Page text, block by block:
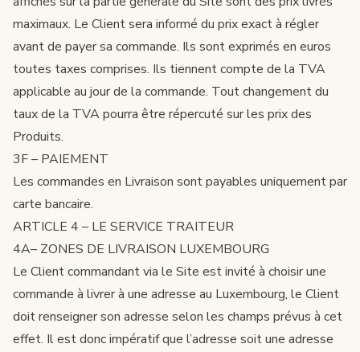
maximaux. Le Client sera informé du prix exact à régler
avant de payer sa commande. Ils sont exprimés en euros
toutes taxes comprises. Ils tiennent compte de la TVA
applicable au jour de la commande. Tout changement du
taux de la TVA pourra être répercuté sur les prix des
Produits.
3F – PAIEMENT
Les commandes en Livraison sont payables uniquement par
carte bancaire.
ARTICLE 4 – LE SERVICE TRAITEUR
4A– ZONES DE LIVRAISON LUXEMBOURG
Le Client commandant via le Site est invité à choisir une
commande à livrer à une adresse au Luxembourg, le Client
doit renseigner son adresse selon les champs prévus à cet
effet. Il est donc impératif que l’adresse soit une adresse